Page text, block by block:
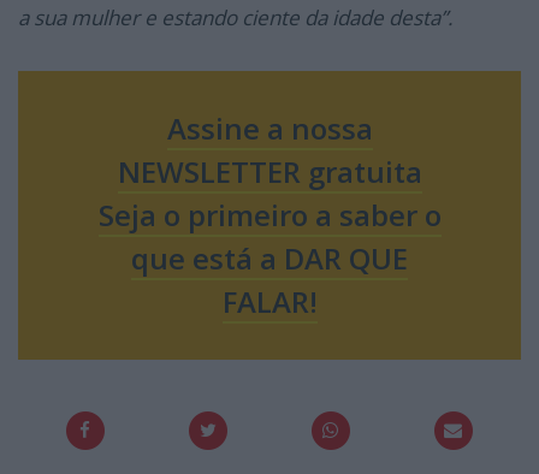
a sua mulher e estando ciente da idade desta”.
Assine a nossa
NEWSLETTER gratuita
Seja o primeiro a saber o
que está a DAR QUE
FALAR!